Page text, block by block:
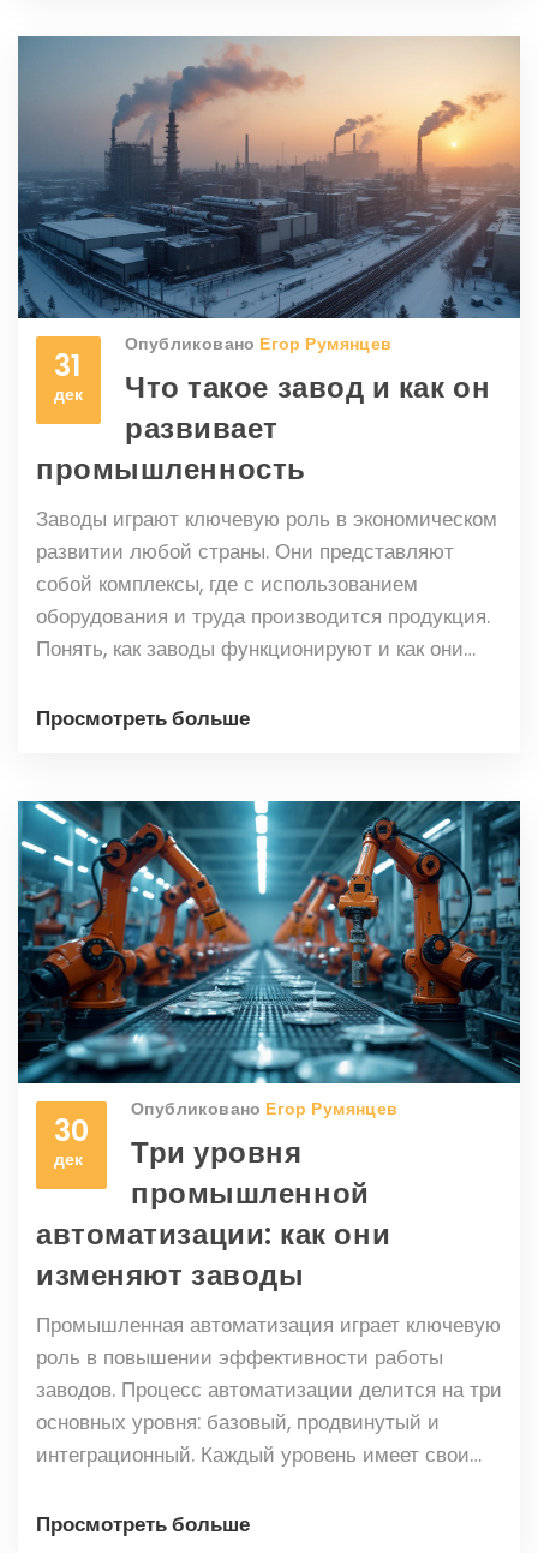
процесс и изменениях в городской жизни.
Изучаются также последствия технологических
изменений для отдельных людей и общества в
31
дек
Опубликовано Егор Румянцев
Что такое завод и как он
развивает
промышленность
Заводы играют ключевую роль в экономическом
развитии любой страны. Они представляют
собой комплексы, где с использованием
оборудования и труда производится продукция.
Понять, как заводы функционируют и как они
всех, кто интересуется экономикой и
влияние на современную экономику.
Просмотреть больше
30
дек
Опубликовано Егор Румянцев
Три уровня
промышленной
автоматизации: как они
изменяют заводы
Промышленная автоматизация играет ключевую
роль в повышении эффективности работы
заводов. Процесс автоматизации делится на три
основных уровня: базовый, продвинутый и
интеграционный. Каждый уровень имеет свои
определённых задач, от простых механизмов до
Просмотреть больше